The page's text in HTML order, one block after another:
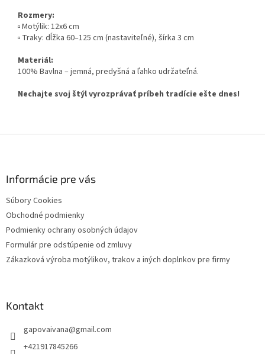
Rozmery:
▫️ Motýlik: 12x6 cm
▫️ Traky: dĺžka 60–125 cm (nastaviteľné), šírka 3 cm
Materiál:
100% Bavlna – jemná, predyšná a ľahko udržateľná.
Nechajte svoj štýl vyrozprávať príbeh tradície ešte dnes!
Informácie pre vás
Súbory Cookies
Obchodné podmienky
Podmienky ochrany osobných údajov
Formulár pre odstúpenie od zmluvy
Zákazková výroba motýlikov, trakov a iných doplnkov pre firmy
Kontakt
gapovaivana@gmail.com
+421917845266